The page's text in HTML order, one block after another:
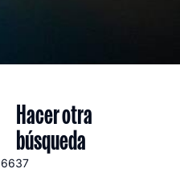
Hacer otra
búsqueda